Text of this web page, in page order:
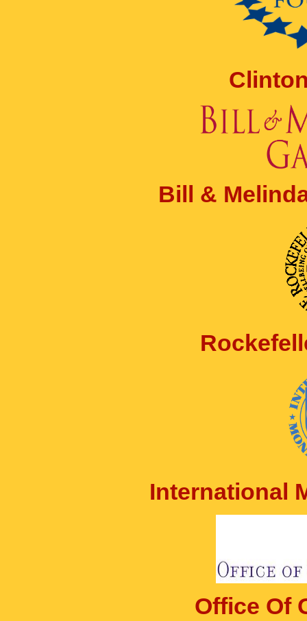
Bill &
International
Office Of